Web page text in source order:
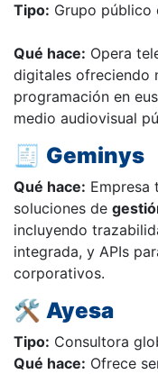
Tipo: Grupo público
Qué hace: Opera
digitales ofreciendo
programación en
medio audiovisual
🧾 Geminys
Qué hace: Empresa
soluciones de
incluyendo
integrada, y APIs
corporativos.
🛠️ Ayesa
Tipo: Consultora
Qué hace: Ofrece